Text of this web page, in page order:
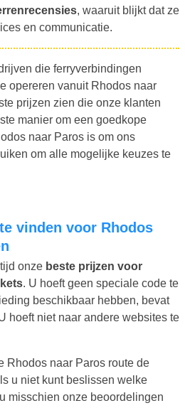
, waaruit blijkt dat ze
en communicatie.
die ferryverbindingen
opereren vanuit Rhodos naar
prijzen zien die onze klanten
manier om een goedkope
naar Paros is om ons
om alle mogelijke keuzes te
onze beste prijzen voor
. U hoeft geen speciale code te
beschikbaar hebben, bevat
hoeft niet naar andere websites te
Rhodos naar Paros route de
u niet kunt beslissen welke
misschien onze beoordelingen